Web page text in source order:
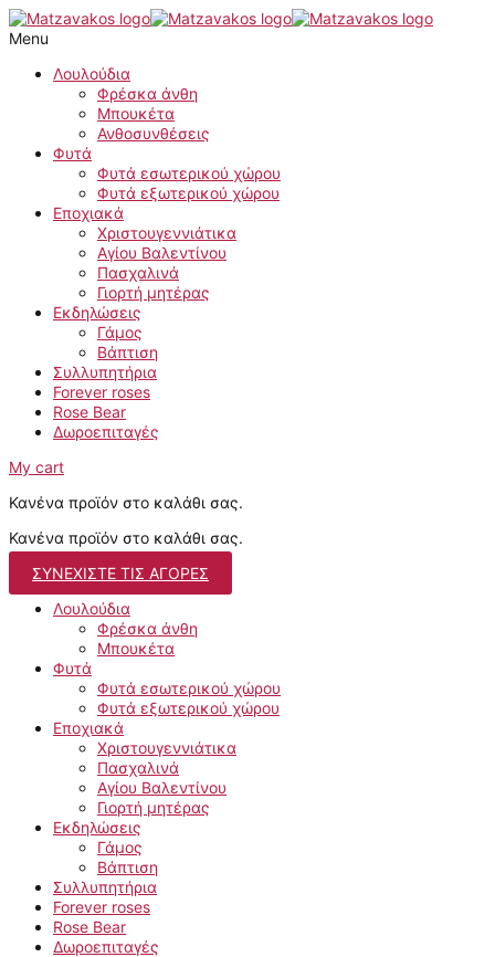
Μετάβαση
στο
περιεχόμενο
Menu
Λουλούδια
Φρέσκα άνθη
Μπουκέτα
Ανθοσυνθέσεις
Φυτά
Φυτά εσωτερικού χώρου
Φυτά εξωτερικού χώρου
Εποχιακά
Χριστουγεννιάτικα
Αγίου Βαλεντίνου
Πασχαλινά
Γιορτή μητέρας
Εκδηλώσεις
Γάμος
Βάπτιση
Συλλυπητήρια
Forever roses
Rose Bear
Δωροεπιταγές
My cart
Κανένα προϊόν στο καλάθι σας.
Κανένα προϊόν στο καλάθι σας.
ΣΥΝΕΧΊΣΤΕ ΤΙΣ ΑΓΟΡΈΣ
Λουλούδια
Φρέσκα άνθη
Μπουκέτα
Φυτά
Φυτά εσωτερικού χώρου
Φυτά εξωτερικού χώρου
Εποχιακά
Χριστουγεννιάτικα
Πασχαλινά
Αγίου Βαλεντίνου
Γιορτή μητέρας
Εκδηλώσεις
Γάμος
Βάπτιση
Συλλυπητήρια
Forever roses
Rose Bear
Δωροεπιταγές
Ορχιδέα
CYMBIDIUM
σε
χρώμα
άσπρο
ποσότητα